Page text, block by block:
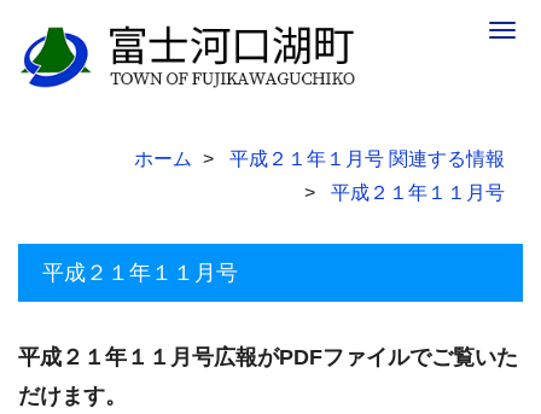
ホーム
平成２１年１月号 関連する情報
平成２１年１１月号
平成２１年１１月号
平成２１年１１月号広報がPDFファイルでご覧いた
だけます。